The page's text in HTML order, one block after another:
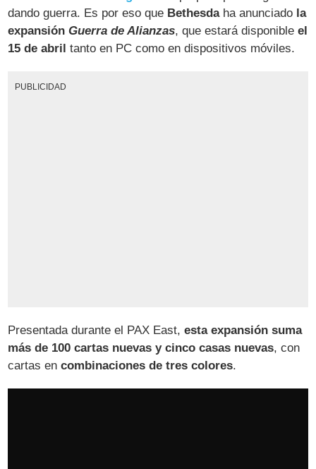
dando guerra. Es por eso que Bethesdaha anunciado la
expansiónGuerra de Alianzas, que estará disponibleel
15 de abril tanto en PC como en dispositivos móviles.
PUBLICIDAD
Presentada durante el PAX East,esta expansión suma
más de 100 cartas nuevas y cinco casas nuevas, con
cartas encombinaciones de tres colores.